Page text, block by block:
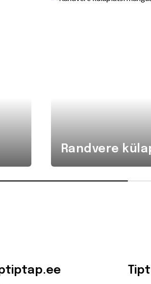
Randvere